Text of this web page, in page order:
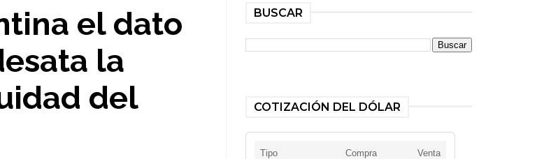
el dato
la
del
BUSCAR
COTIZACIÓN DEL DÓLAR
Tipo Compra Venta